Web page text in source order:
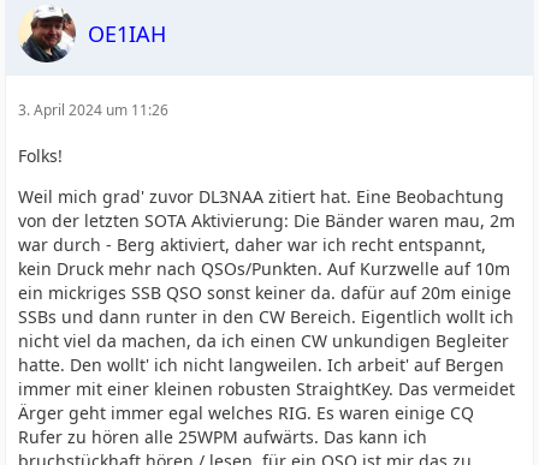
OE1IAH
3. April 2024 um 11:26
Folks!
Weil mich grad' zuvor DL3NAA zitiert hat. Eine Beobachtung
von der letzten SOTA Aktivierung: Die Bänder waren mau, 2m
war durch - Berg aktiviert, daher war ich recht entspannt,
kein Druck mehr nach QSOs/Punkten. Auf Kurzwelle auf 10m
ein mickriges SSB QSO sonst keiner da. dafür auf 20m einige
SSBs und dann runter in den CW Bereich. Eigentlich wollt ich
nicht viel da machen, da ich einen CW unkundigen Begleiter
hatte. Den wollt' ich nicht langweilen. Ich arbeit' auf Bergen
immer mit einer kleinen robusten StraightKey. Das vermeidet
Ärger geht immer egal welches RIG. Es waren einige CQ
Rufer zu hören alle 25WPM aufwärts. Das kann ich